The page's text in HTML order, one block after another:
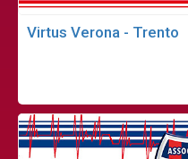
Virtus Verona - Trento